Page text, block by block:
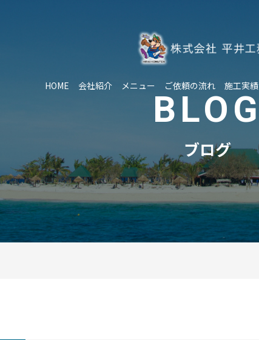
HOME 会社紹介 メニュー ご依頼の流れ 施工実績
BLOG
ブログ